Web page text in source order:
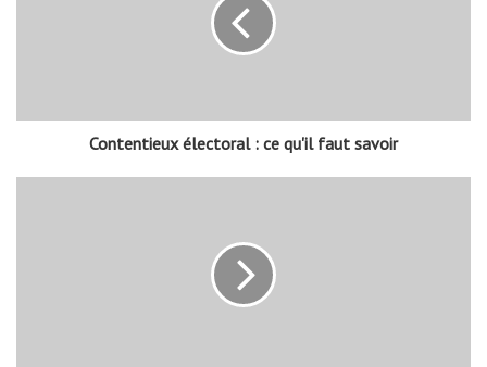
Contentieux électoral : ce qu'il faut savoir